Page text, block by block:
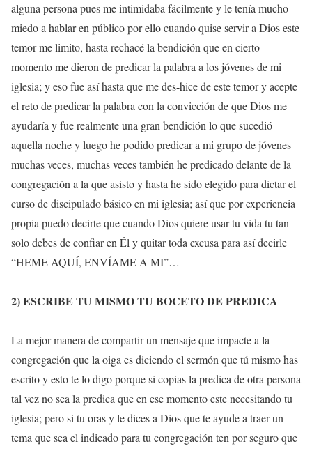
alguna persona pues me intimidaba fácilmente y le tenía mucho
miedo a hablar en público por ello cuando quise servir a Dios este
temor me limito, hasta rechacé la bendición que en cierto
momento me dieron de predicar la palabra a los jóvenes de mi
iglesia; y eso fue así hasta que me des-hice de este temor y acepte
el reto de predicar la palabra con la convicción de que Dios me
ayudaría y fue realmente una gran bendición lo que sucedió
aquella noche y luego he podido predicar a mi grupo de jóvenes
muchas veces, muchas veces también he predicado delante de la
congregación a la que asisto y hasta he sido elegido para dictar el
curso de discipulado básico en mi iglesia; así que por experiencia
propia puedo decirte que cuando Dios quiere usar tu vida tu tan
solo debes de confiar en Él y quitar toda excusa para así decirle
“HEME AQUÍ, ENVÍAME A MI”…
2) ESCRIBE TU MISMO TU BOCETO DE PREDICA
La mejor manera de compartir un mensaje que impacte a la
congregación que la oiga es diciendo el sermón que tú mismo has
escrito y esto te lo digo porque si copias la predica de otra persona
tal vez no sea la predica que en ese momento este necesitando tu
iglesia; pero si tu oras y le dices a Dios que te ayude a traer un
tema que sea el indicado para tu congregación ten por seguro que